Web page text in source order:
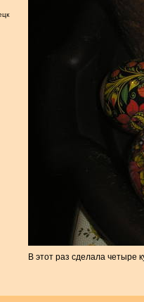
В этот раз сделала четыре